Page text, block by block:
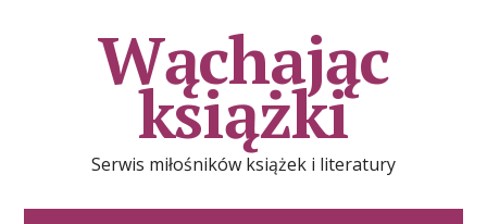
Wąchając
książki
Serwis miłośników książek i literatury